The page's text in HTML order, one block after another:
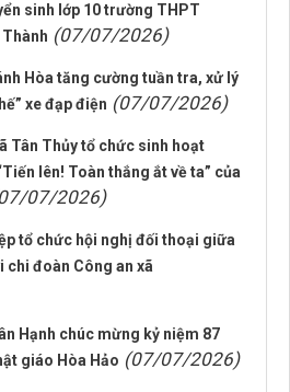
sinh lớp 10 trường THPT
(07/07/2026)
Hòa tăng cường tuần tra, xử lý
xe đạp điện (07/07/2026)
Tân Thủy tổ chức sinh hoạt
lên! Toàn thắng ắt về ta” của
07/2026)
tổ chức hội nghị đối thoại giữa
chi đoàn Công an xã
Hạnh chúc mừng kỷ niệm 87
giáo Hòa Hảo (07/07/2026)